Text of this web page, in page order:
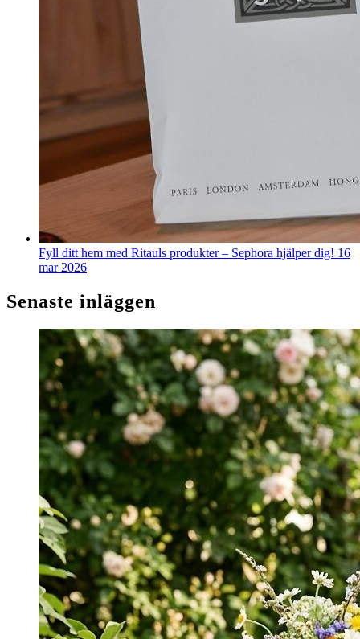
Fyll ditt hem med Ritauls produkter – Sephora hjälper dig! 16
mar 2026
Senaste inläggen